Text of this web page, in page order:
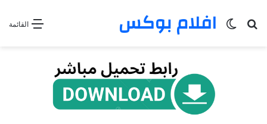
القائمة افلام بوكس بحث عنالوضع المظلم